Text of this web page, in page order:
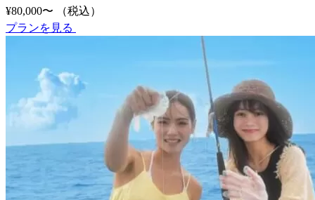
¥80,000〜
（税込）
プランを見る